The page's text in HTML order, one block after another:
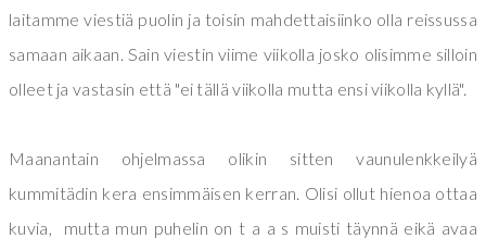
laitamme viestiä puolin ja toisin mahdettaisiinko olla reissussa
samaan aikaan. Sain viestin viime viikolla josko olisimme silloin
olleet ja vastasin että "ei tällä viikolla mutta ensi viikolla kyllä".
Maanantain ohjelmassa olikin sitten vaunulenkkeilyä
kummitädin kera ensimmäisen kerran. Olisi ollut hienoa ottaa
kuvia, mutta mun puhelin on t a a s muisti täynnä eikä avaa